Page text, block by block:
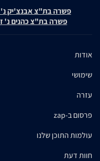
פשרה בת"צ אבנצ'יק נ' זאפ
פשרה בת"צ כהנים נ' זאפ
אודות
שימושי
עזרה
פרסום ב-zap
עולמות התוכן שלנו
חוות דעת